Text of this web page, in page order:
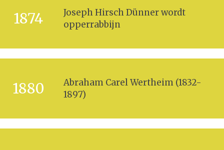
1874
Joseph Hirsch Dünner wordt
opperrabbijn
1880
Abraham Carel Wertheim (1832-
1897)